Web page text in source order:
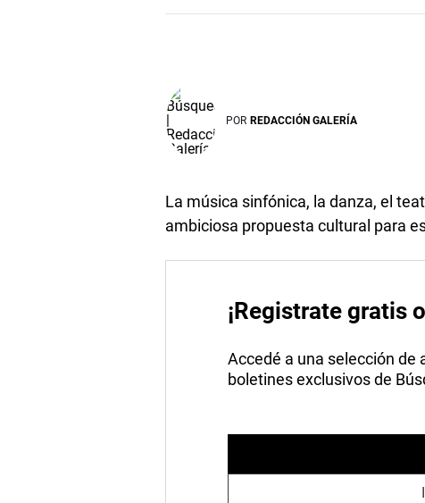
POR REDACCIÓN GALERÍA
La música sinfónica, la danza, el
ambiciosa propuesta cultural para
¡Registrate gratis
Accedé a una selección
boletines exclusivos de